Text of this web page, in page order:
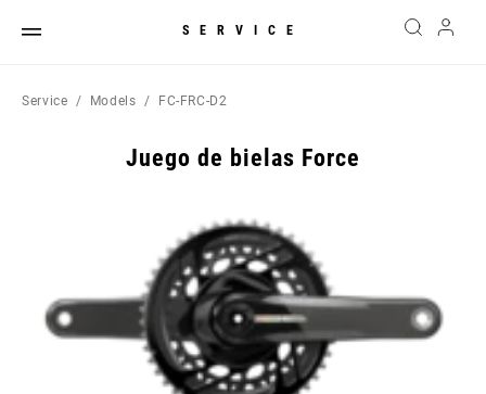
SERVICE
Service Models FC-FRC-D2
Juego de bielas Force